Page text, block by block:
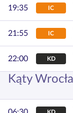
19:35 IC
21:55 IC
22:00 KD
Kąty
KD